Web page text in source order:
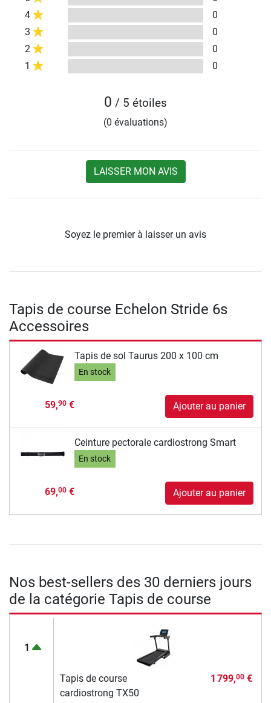
4
0
3
0
2
0
1
0
0 / 5 étoiles
(0 évaluations)
LAISSER MON AVIS
Soyez le premier à laisser un avis
Tapis de course Echelon Stride 6s
Accessoires
Tapis de sol Taurus 200 x 100 cm
En stock
59,90€ Ajouter au panier
Ceinture pectorale cardiostrong Smart
En stock
69,00€ Ajouter au panier
Nos best-sellers des 30 derniers jours
de la catégorie Tapis de course
1
Tapis de course
cardiostrong TX50
1 799,00€